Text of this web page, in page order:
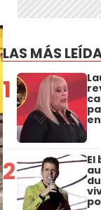
LAS MÁS
1
2 El